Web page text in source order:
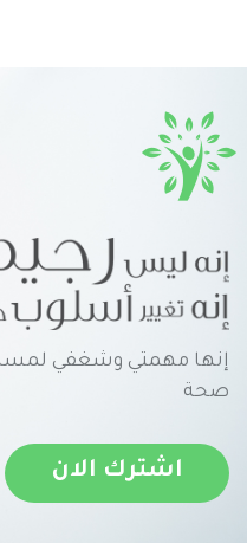
إنها مهمتي وشغفي
صحة
اشترك الان